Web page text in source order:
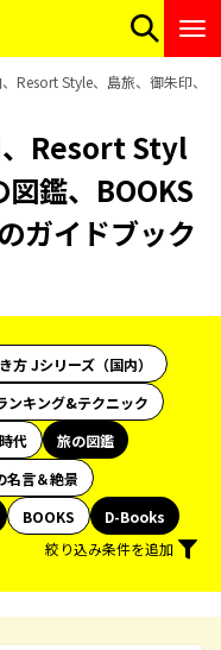
Resort Style、島旅、御朱印、
Resort Styl
鑑、BOOKS
ガイドブック
方 Jシリーズ（国内）
ンキング&テクニック
代
旅の図鑑
名言＆絶景
BOOKS
D-Books
絞り込み条件を追加